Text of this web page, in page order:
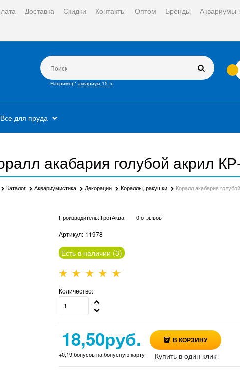
Доставка Скидки Контакты Оптом Бренды Аквариумы
Например: аквариум 15 л
Все для пруда
акабария голубой акрил
Каталог Аквариумистика Декорации Кораллы, ракушки Коралл акабария
Производитель: ГротАква 0 отзывов
Артикул: 11978
Есть в наличии (3)
Количество:
18,50руб.
+0,19 бонусов на бонусную карту
В КОРЗИНУ
Купить в один клик